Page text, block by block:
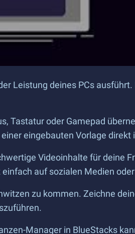
Leistung deines PCs
Tastatur oder Gamepad
eingebauten Vorlage direkt
Videoinhalte für deine
auf sozialen Medien
zu kommen. Zeichne
Manager in BlueStacks